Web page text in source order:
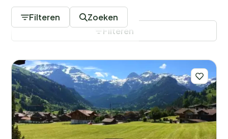
Filteren Zoeken
Filters opslaan
Filteren